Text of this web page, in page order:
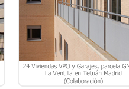
CONCURSO CENTRO DE
“RIVAS 1º DE MAYO” RIVAS
VACIAMADRID – MADRID.